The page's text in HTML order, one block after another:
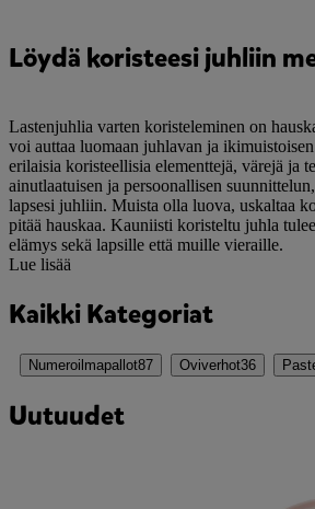
Löydä koristeesi juhliin
Lastenjuhlia varten koristeleminen on
voi auttaa luomaan juhlavan ja
erilaisia koristeellisia elementtejä, värejä ja
ainutlaatuisen ja persoonallisen
lapsesi juhliin. Muista olla luova, uskaltaa
pitää hauskaa. Kauniisti koristeltu juhla
elämys sekä lapsille että muille vieraille.
Lue lisää
Kaikki Kategoriat
Numeroilmapallot87 Oviverhot36
Uutuudet